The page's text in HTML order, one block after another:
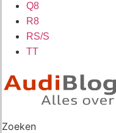
Q8
R8
RS/S
TT
Zoeken